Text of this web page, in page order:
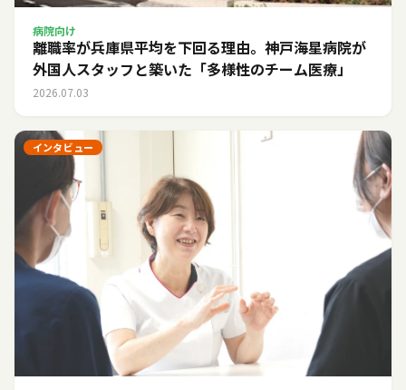
病院向け
離職率が兵庫県平均を下回る理由。神戸海星病院が
外国人スタッフと築いた「多様性のチーム医療」
2026.07.03
インタビュー